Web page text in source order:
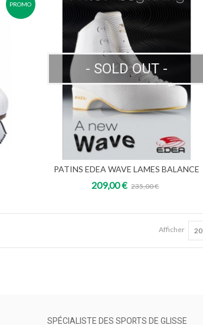
PROMO
- SOLD OUT -
Voir
PATINS EDEA WAVE LAMES BALANCE
209,00 € 235,00 €
Afficher 20
SPÉCIALISTE DES SPORTS DE GLISSE